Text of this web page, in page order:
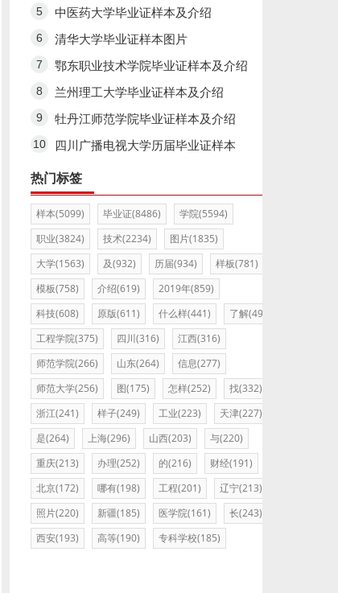
中医药大学毕业证样本及介绍
清华大学毕业证样本图片
鄂东职业技术学院毕业证样本及介绍
兰州理工大学毕业证样本及介绍
牡丹江师范学院毕业证样本及介绍
四川广播电视大学历届毕业证样本
热门标签
样本(5099) 毕业证(8486)
学院(5594)
职业(3824)
技术(2234)
图片(1835)
大学(1563)
及(932) 历届(934)
样板(781)
模板(758)
介绍(619)
2019年(859)
科技(608)
原版(611) 什么样(441)
了解(495)
工程学院(375)
四川(316)
江西(316)
师范学院(266)
山东(264)
信息(277)
师范大学(256)
图(175) 怎样(252)
找(332)
浙江(241)
样子(249) 工业(223)
天津(227)
是(264)
上海(296) 山西(203)
与(220)
重庆(213)
办理(252) 的(216)
财经(191)
北京(172)
哪有(198) 工程(201)
辽宁(213)
照片(220)
新疆(185) 医学院(161)
长(243)
西安(193)
高等(190) 专科学校(185)